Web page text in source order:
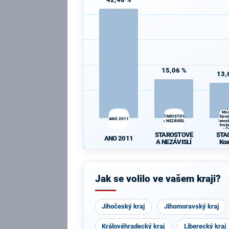
ANO 2011
ANO 2011
15,06 %
STAROSTOVÉ
A NEZÁVISLÍ
STAROSTOVÉ
A NEZÁVISLÍ
strany
a
Jak se volilo ve vašem kraji?
Jihočeský kraj Jihomoravský kraj
Královéhradecký kraj Liberecký kraj